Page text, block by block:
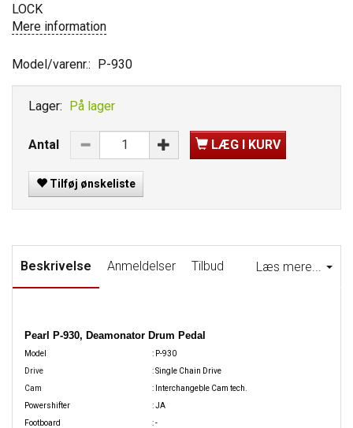
LOCK
Mere information
Model/varenr.: P-930
Lager: På lager
Antal LÆG I KURV
Tilføj ønskeliste
Læs mere...
Beskrivelse Anmeldelser Tilbud
Pearl P-930, Deamonator Drum Pedal
Model
Drive
Cam
Powershifter
Footboard
: P-930
: Single Chain Drive
: Interchangeble Cam tech.
: JA
: -